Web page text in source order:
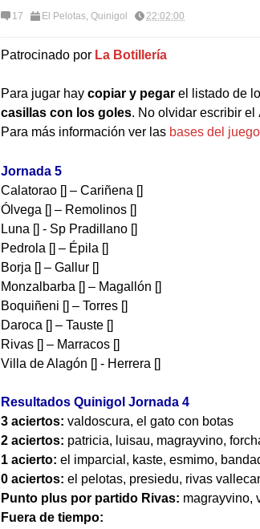
17 El Pelotas, Quinigol 22:02:00
Patrocinado por La Botillería
Para jugar hay copiar y pegar el listado de
casillas con los goles. No olvidar escribir el
Para más información ver las bases del juego
Jornada 5
Calatorao [] – Cariñena []
Ólvega [] – Remolinos []
Luna [] - Sp Pradillano []
Pedrola [] – Épila []
Borja [] – Gallur []
Monzalbarba [] – Magallón []
Boquiñeni [] – Torres []
Daroca [] – Tauste []
Rivas [] – Marracos []
Villa de Alagón [] - Herrera []
Resultados Quinigol Jornada 4
3 aciertos: valdoscura, el gato con botas
2 aciertos: patricia, luisau, magrayvino,
1 acierto: el imparcial, kaste, esmimo,
0 aciertos: el pelotas, presiedu, rivas
Punto plus por partido Rivas: magrayvino,
Fuera de tiempo: